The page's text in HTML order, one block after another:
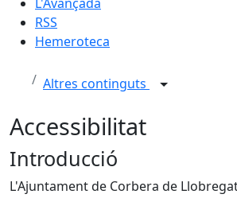
RSS
Hemeroteca
Altres continguts
Accessibilitat
Introducció
L'Ajuntament de Corbera de